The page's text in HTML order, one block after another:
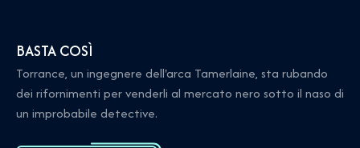
BASTA COSÌ
Torrance, un ingegnere dell'arca Tamerlaine, sta rubando
dei rifornimenti per venderli al mercato nero sotto il naso di
un improbabile detective.